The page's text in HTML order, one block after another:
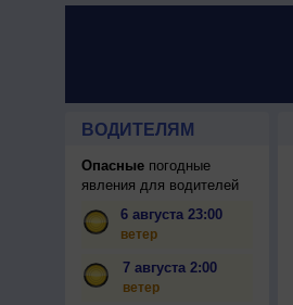
ВОДИТЕЛЯМ
Опасныепогодные
явления для водителей
6 августа 23:00
ветер
7 августа 2:00
ветер